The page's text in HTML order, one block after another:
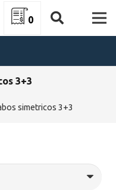
0
3+3
simetricos 3+3